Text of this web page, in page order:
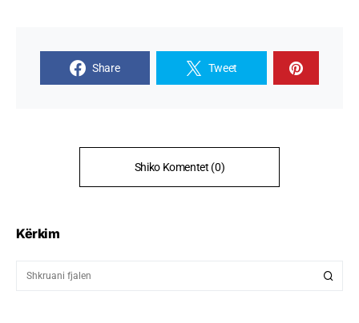
Share Tweet
Shiko Komentet (0)
Kërkim